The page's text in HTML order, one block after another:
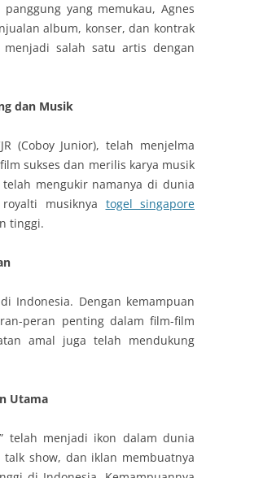
yang memukau, Agnes
album, konser, dan kontrak
salah satu artis dengan
dan Musik
(Coboy Junior), telah menjelma
sukses dan merilis karya musik
mengukir namanya di dunia
musiknya togel singapore
tinggi.
Indonesia. Dengan kemampuan
peran penting dalam film-film
amal juga telah mendukung
Utama
telah menjadi ikon dalam dunia
show, dan iklan membuatnya